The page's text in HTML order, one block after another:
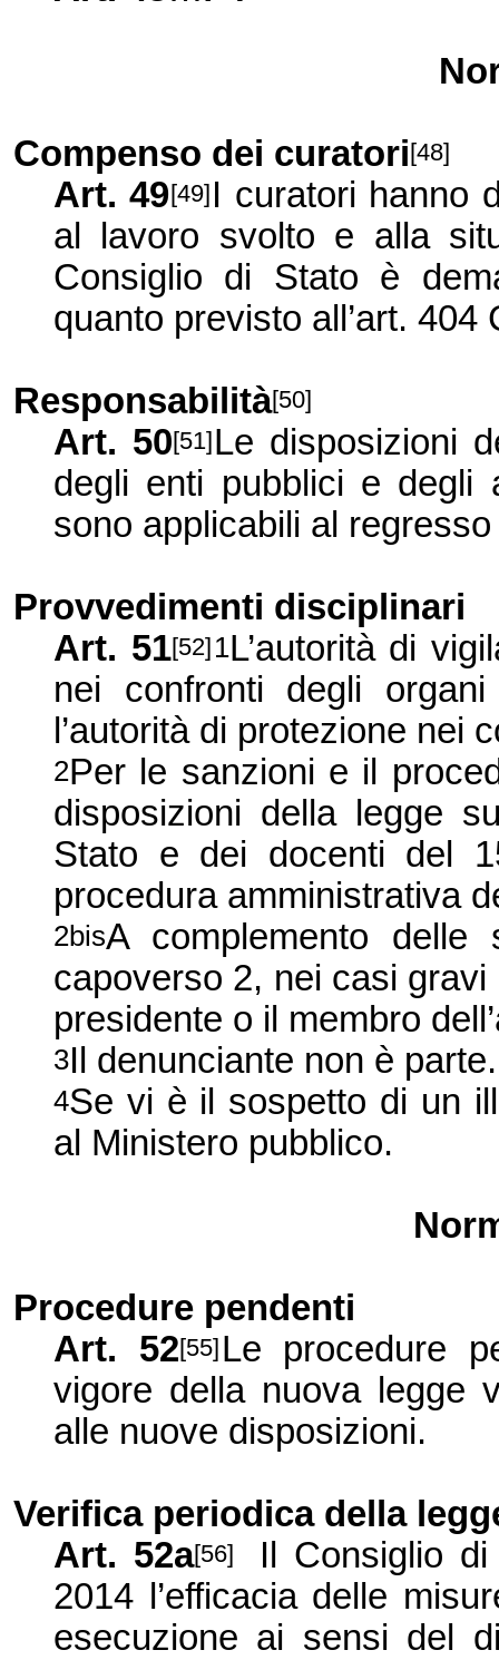
Compenso dei curatori[48]
Art. 49[49] I curatori hanno
al lavoro svolto e alla
Consiglio di Stato è
quanto previsto all’art. 404
Responsabilità[50]
Art. 50[51]Le disposizioni
degli enti pubblici e degli
sono applicabili al
Provvedimenti disciplinari
Art. 51[52] 1L’autorità di
nei confronti degli
l’autorità di protezione nei
2Per le sanzioni e il
disposizioni della legge
Stato e dei docenti del
procedura amministrativa
2bisA complemento delle
capoverso 2, nei casi gravi
presidente o il membro
3Il denunciante non è parte.
4Se vi è il sospetto di un
al Ministero pubblico.
Procedure pendenti
Art. 52[55] Le procedure
vigore della nuova legge
alle nuove disposizioni.
Verifica periodica della
Art. 52a[56]
Il Consiglio
2014 l’efficacia delle
esecuzione ai sensi del